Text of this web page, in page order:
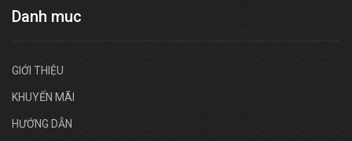
Danh muc
GIỚI THIỆU
KHUYẾN MÃI
HƯỚNG DẪN